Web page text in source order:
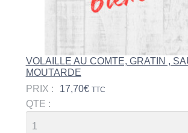
VOLAILLE AU COMTE, GRATIN ,
MOUTARDE
PRIX :
17,70€ TTC
QTE :